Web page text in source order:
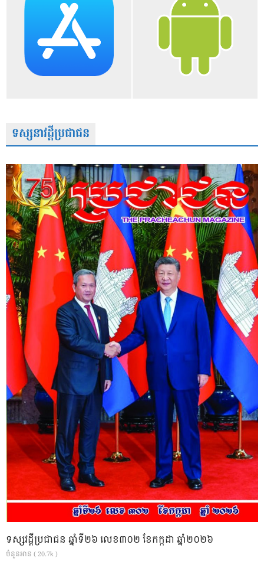
ទស្សនាវដ្តីប្រជាជន
ទស្សវដ្តីប្រជាជន ឆ្នាំទី២៦ លេខ៣០២ ខែកក្កដា ឆ្នាំ២០២៦
ចំនួនអាន ( 20.7k )